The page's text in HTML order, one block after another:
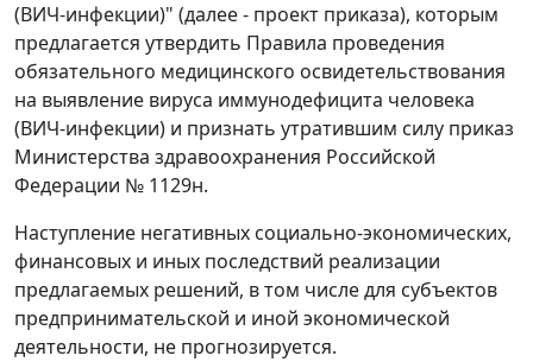
(ВИЧ-инфекции)" (далее - проект приказа), которым
предлагается утвердить Правила проведения
обязательного медицинского освидетельствования
на выявление вируса иммунодефицита человека
(ВИЧ-инфекции) и признать утратившим силу приказ
Министерства здравоохранения Российской
Федерации № 1129н.
Наступление негативных социально-экономических,
финансовых и иных последствий реализации
предлагаемых решений, в том числе для субъектов
предпринимательской и иной экономической
деятельности, не прогнозируется.